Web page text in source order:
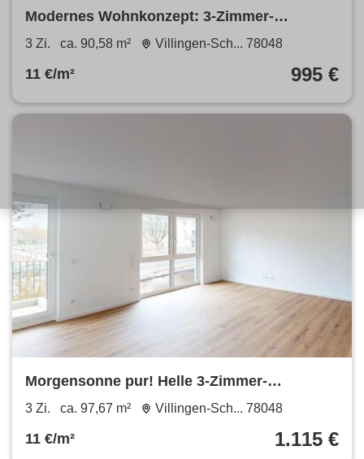
Modernes Wohnkonzept: 3-Zimmer-
Erdgeschosswohnung mit EBK und Terrasse
3 Zi. ca. 90,58 m² Villingen-Sch... 78048
11 €/m² 995 €
Morgensonne pur! Helle 3-Zimmer-
Neubauwohnung mit EBK
3 Zi. ca. 97,67 m² Villingen-Sch... 78048
11 €/m² 1.115 €